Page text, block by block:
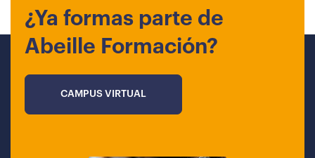
¿Ya formas parte de
Abeille Formación?
CAMPUS VIRTUAL